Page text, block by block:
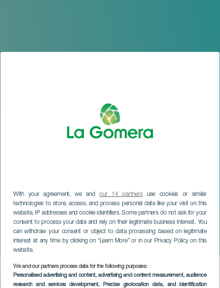
With your agreement, we andour 14 partnersuse cookies or similar
technologies to store, access, and process personal data like your visit on this
website, IP addresses and cookie identifiers. Some partners do not ask for your
consent to process your data and rely on their legitimate business interest. You
can withdraw your consent or object to data processing based on legitimate
interest at any time by clicking on “Learn More” or in our Privacy Policy on this
website.
We and our partners process data for the following purposes:
Personalised advertising and content, advertising and content measurement, audience
research and services development, Precise geolocation data, and identification
Jonay Mesa in concert
LA GOMERA
Imagen
Listado